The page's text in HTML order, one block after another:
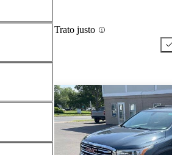
Trato justo